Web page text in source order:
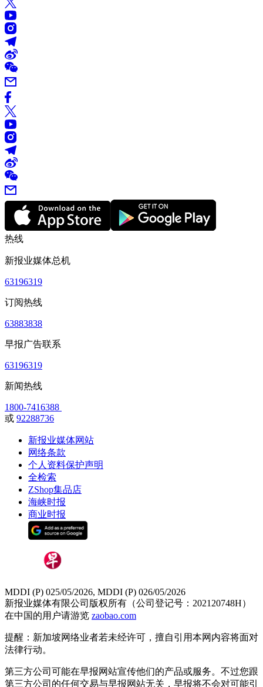
热线
新报业媒体总机
63196319
订阅热线
63883838
早报广告联系
63196319
新闻热线
1800-7416388
或 92288736
新报业媒体网站
网络条款
个人资料保护声明
全检索
ZShop集品店
海峡时报
商业时报
MDDI (P) 025/05/2026, MDDI (P) 026/05/2026
新报业媒体有限公司版权所有（公司登记号：202120748H）
在中国的用户请游览 zaobao.com
提醒：新加坡网络业者若未经许可，擅自引用本网内容将面对
法律行动。
第三方公司可能在早报网站宣传他们的产品或服务。不过您跟
第三方公司的任何交易与早报网站无关，早报将不会对可能引